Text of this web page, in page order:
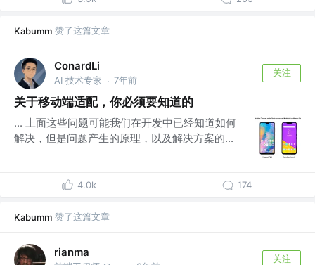
Kabumm 赞了这篇文章
ConardLi
AI 技术专家 · 7年前
关注
关于移动端适配，你必须要知道的
... 上面这些问题可能我们在开发中已经知道如何
解决，但是问题产生的原理，以及解决方案的...
4.0k 174
Kabumm 赞了这篇文章
rianma
关注